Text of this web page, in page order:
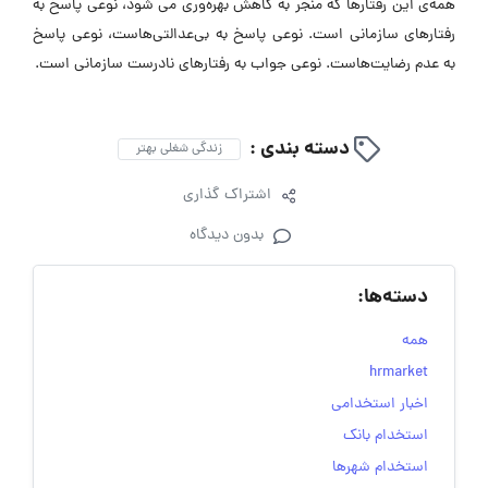
همه‌ی این رفتارها که منجر به کاهش بهره‎‌وری می شود، نوعی پاسخ به
رفتارهای سازمانی است. نوعی پاسخ به بی‌عدالتی‌هاست، نوعی پاسخ
به عدم رضایت‌هاست. نوعی جواب به رفتارهای نادرست سازمانی است.
دسته بندی : زندگی شغلی بهتر
اشتراک گذاری
بدون دیدگاه
دسته‌ها:
همه
hrmarket
اخبار استخدامی
استخدام بانک
استخدام شهرها